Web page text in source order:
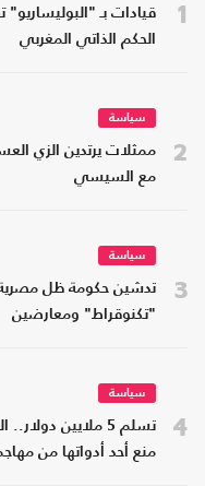
قيادات بـ "البوليساريو"
الحكم الذاتي المغربي
2
سياسة
ممثلات يرتدين الزي
مع السيسي
3
سياسة
تدشين حكومة ظل مصرية
"تكنوقراط" ومعارضين
4
سياسة
تسلم 5 ملايين
منع أحد أدواتها من